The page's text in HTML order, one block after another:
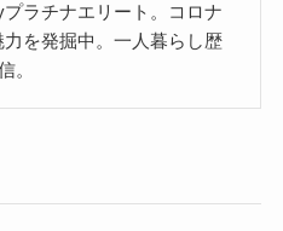
ラチナエリート。コロナ
を発掘中。一人暮らし歴
。